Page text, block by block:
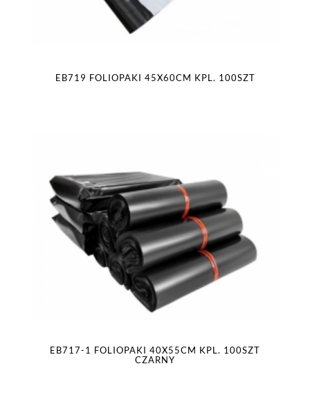
EB719 FOLIOPAKI 45X60CM KPL. 100SZT
EB717-1 FOLIOPAKI 40X55CM KPL. 100SZT
CZARNY